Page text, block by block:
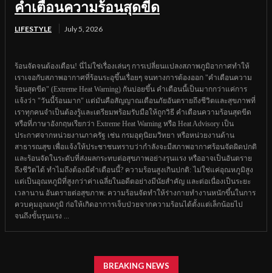
คำเตือนความร้อนสุดขีด
LIFESTYLE July 5, 2026
ร้อนจัดจนต้องเตือน! นี่ไม่ใช่เรื่องเล่นๆ การเปลี่ยนแปลงสภาพภูมิอากาศทำให้
เราเจอกับสภาพอากาศที่ร้อนระอุขึ้นเรื่อยๆ จนทางการต้องออก "คำเตือนความ
ร้อนสุดขีด" (Extreme Heat Warning) กันบ่อยขึ้น คำเตือนนี้เป็นมากกว่าแค่การ
แจ้งว่า "วันนี้ร้อนมาก" แต่มันคือสัญญาณเตือนภัยอันตรายถึงชีวิตและสุขภาพที่
เราทุกคนจำเป็นต้องรู้และเตรียมพร้อมรับมือให้ถูกวิธี คำเตือนความร้อนสุดขีด
หรือที่ภาษาอังกฤษเรียกว่า Extreme Heat Warning หรือ Heat Advisory เป็น
ประกาศจากหน่วยงานภาครัฐ เช่น กรมอุตุนิยมวิทยา หรือหน่วยงานด้าน
สาธารณสุข เพื่อแจ้งให้ประชาชนทราบว่ากำลังจะมีสภาพอากาศร้อนจัดผิดปกติ
และร้อนจัดในระดับที่ส่งผลกระทบต่อสุขภาพอย่างรุนแรง หรืออาจเป็นอันตราย
ถึงชีวิตได้ ทำไมถึงต้องมีคำเตือนนี้? ความร้อนสูงเกินปกติ: ไม่ใช่แค่อุณหภูมิสูง
แต่เป็นอุณหภูมิที่สูงกว่าค่าเฉลี่ยในอดีตอย่างมีนัยสำคัญ และต่อเนื่องเป็นระยะ
เวลานาน อันตรายต่อสุขภาพ: ความร้อนจัดทำให้ร่างกายทำงานหนักขึ้นในการ
ควบคุมอุณหภูมิ ก่อให้เกิดอาการเจ็บป่วยจากความร้อนได้ตั้งแต่เล็กน้อยไป
จนถึงขั้นรุนแรง ...
BREAKING NEWS